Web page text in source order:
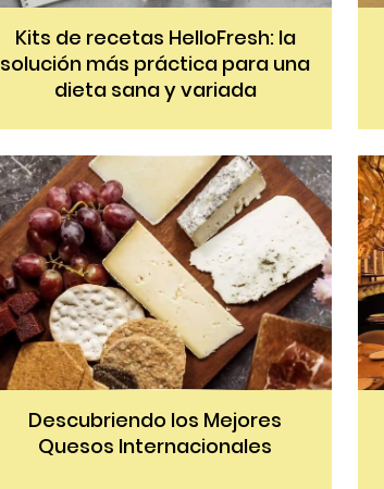
Kits de recetas HelloFresh: la
solución más práctica para una
dieta sana y variada
Descubriendo los Mejores
Quesos Internacionales